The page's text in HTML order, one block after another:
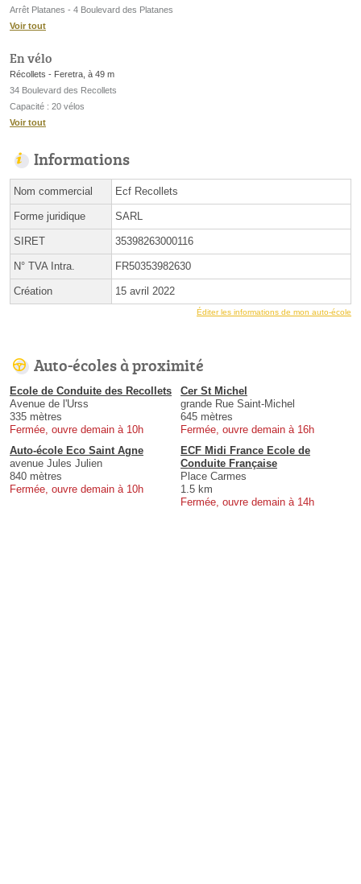
Arrêt Platanes - 4 Boulevard des Platanes
Voir tout
En vélo
Récollets - Feretra, à 49 m
34 Boulevard des Recollets
Capacité : 20 vélos
Voir tout
Informations
Nom commercial Ecf Recollets
Forme juridique SARL
SIRET 35398263000116
N° TVA Intra. FR50353982630
Création 15 avril 2022
Éditer les informations de mon auto-école
Auto-écoles à proximité
Ecole de Conduite des Recollets
Avenue de l'Urss
335 mètres
Fermée, ouvre demain à 10h
Cer St Michel
grande Rue Saint-Michel
645 mètres
Fermée, ouvre demain à 16h
Auto-école Eco Saint Agne
avenue Jules Julien
840 mètres
Fermée, ouvre demain à 10h
ECF Midi France Ecole de
Conduite Française
Place Carmes
1.5 km
Fermée, ouvre demain à 14h